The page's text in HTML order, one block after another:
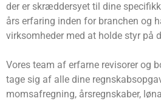
der er skræddersyet til dine
års erfaring inden for branchen og
virksomheder med at holde styr på
Vores team af erfarne revisorer og
tage sig af alle dine
momsafregning, årsregnskaber,